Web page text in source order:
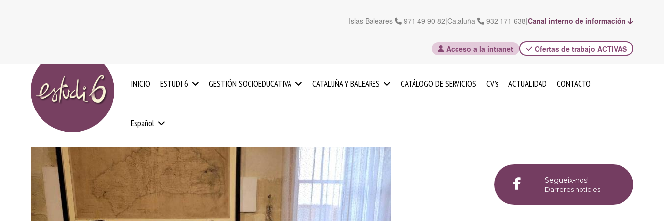
Islas Baleares 971 49 90 82|Cataluña 932 171 638|Canal interno de información
Acceso a la intranet Ofertas de trabajo ACTIVAS
INICIO ESTUDI 6
EL
EQUIPO
HUMANO
ESQUEMA
NACIONAL
GESTIÓN SOCIOEDUCATIVA
3
AÑOS
REFUERZO
EDUCATIVO
Y
ORIENTACIÓN
PSICOPEDAGÓGICA
CATALUÑA Y BALEARES
SERVICIOS
EN
LAS
ISLAS
BALEARES
CATÁLOGO DE SERVICIOS CV’s ACTUALIDAD CONTACTO
Español
CATALÀ
Segueix-nos!
Darreres notícies